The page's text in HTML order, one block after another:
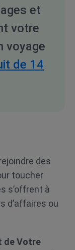
et
votre
voyage
de 14
des
toucher
s’offrent à
d’affaires ou
de Votre